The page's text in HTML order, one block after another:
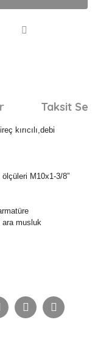
Taksit
kırıcılı,debi
M10x1-3/8”
ara musluk